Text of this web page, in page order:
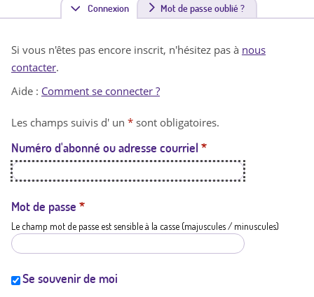
Connexion(
n
t
a
t
i
Mot de passe oublié ?
Si vous n'êtes pas encore inscrit, n'hésitez pas à nous
contacter.
Aide : Comment se connecter ?
Les champs suivis d' un * sont obligatoires.
Numéro d'abonné ou adresse courriel *
Mot de passe *
Le champ mot de passe est sensible à la casse (majuscules / minuscules)
Se souvenir de moi